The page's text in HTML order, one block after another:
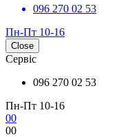
096 270 02 53
Пн-Пт 10-16
Close
Сервіс
096 270 02 53
Пн-Пт 10-16
00
00